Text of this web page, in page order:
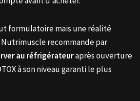
formulatoire mais une réalité
recommande par
au réfrigérateuraprès ouverture
à son niveau garanti le plus